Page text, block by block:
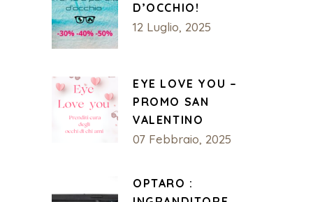
D’OCCHIO!
12 Luglio, 2025
EYE LOVE YOU –
PROMO SAN
VALENTINO
07 Febbraio, 2025
OPTARO :